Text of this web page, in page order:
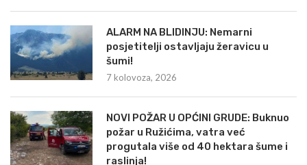
ALARM NA BLIDINJU: Nemarni
posjetitelji ostavljaju žeravicu u
šumi!
7 kolovoza, 2026
NOVI POŽAR U OPĆINI GRUDE: Buknuo
požar u Ružićima, vatra već
progutala više od 40 hektara šume i
raslinja!